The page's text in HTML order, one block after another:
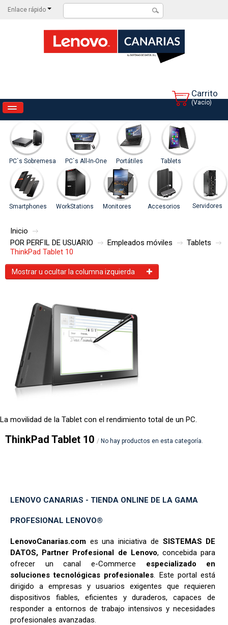
Enlace rápido
Carrito
(Vacío)
INICIO
CATEGORIAS
CONTACTAR
PROMOCIONES
NOVEDADES
PC`s Sobremesa PC`s All-In-One Portátiles Tablets
Smartphones WorkStations Monitores Accesorios Servidores
Inicio
POR PERFIL DE USUARIO
Empleados móviles
Tablets
ThinkPad Tablet 10
Mostrar u ocultar la columna izquierda
La movilidad de la Tablet con el rendimiento total de un PC.
ThinkPad Tablet 10 / No hay productos en esta categoría.
LENOVO CANARIAS - TIENDA ONLINE DE LA GAMA
PROFESIONAL LENOVO®
LenovoCanarias.com es una iniciativa de SISTEMAS DE
DATOS, Partner Profesional de Lenovo, concebida para
ofrecer un canal e-Commerce especializado en
soluciones tecnológicas profesionales. Este portal está
dirigido a empresas y usuarios exigentes que requieren
dispositivos fiables, eficientes y duraderos, capaces de
responder a entornos de trabajo intensivos y necesidades
profesionales avanzadas.